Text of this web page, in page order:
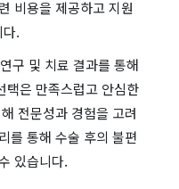
비용을 제공하고 지원
.
및 치료 결과를 통해
택은 만족스럽고 안심한
전문성과 경험을 고려
를 통해 수술 후의 불편
있습니다.